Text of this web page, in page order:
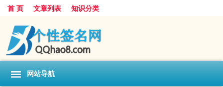
首 页 文章列表 知识分类
网站导航